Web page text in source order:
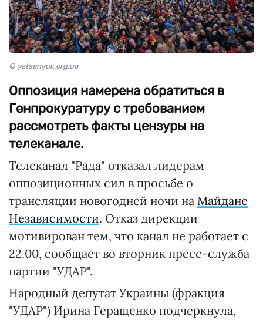
© yatsenyuk.org.ua
Оппозиция намерена обратиться в
Генпрокуратуру с требованием
рассмотреть факты цензуры на
телеканале.
Телеканал "Рада" отказал лидерам
оппозиционных сил в просьбе о
трансляции новогодней ночи на Майдане
Независимости. Отказ дирекции
мотивирован тем, что канал не работает с
22.00, сообщает во вторник пресс-служба
партии "УДАР".
Народный депутат Украины (фракция
"УДАР") Ирина Геращенко подчеркнула,